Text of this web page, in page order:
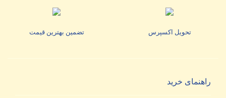
تحویل اکسپرس تضمین بهترین قیمت
راهنمای خرید